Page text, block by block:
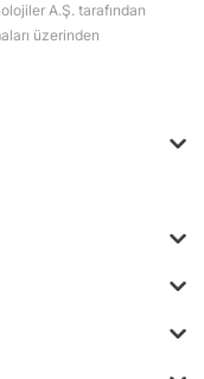
A.Ş. tarafından
üzerinden